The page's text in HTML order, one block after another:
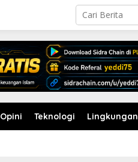
Opini Teknologi Lingkungan